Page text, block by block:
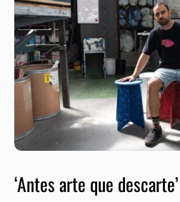
‘Antes arte que descarte’